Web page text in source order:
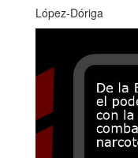
López-Dóriga